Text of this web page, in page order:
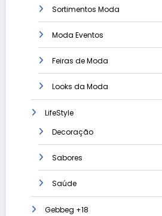
Sortimentos Moda
Moda Eventos
Feiras de Moda
Looks da Moda
LifeStyle
Decoração
Sabores
Saúde
Gebbeg +18